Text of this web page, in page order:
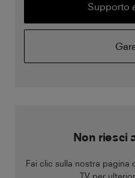
Supporto
Non riesci
Fai clic sulla nostra pagina
TV per